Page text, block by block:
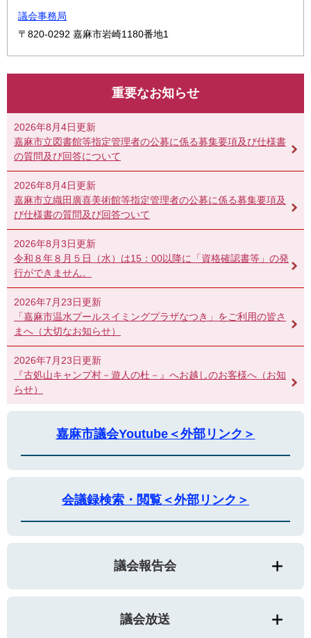
議会事務局
〒820-0292 嘉麻市岩崎1180番地1
重要なお知らせ
2026年8月4日更新
嘉麻市立図書館等指定管理者の公募に係る募集要項及び仕様書
の質問及び回答について
2026年8月4日更新
嘉麻市立織田廣喜美術館等指定管理者の公募に係る募集要項及
び仕様書の質問及び回答ついて
2026年8月3日更新
令和８年８月５日（水）は15：00以降に「資格確認書等」の発
行ができません。
2026年7月23日更新
「嘉麻市温水プールスイミングプラザなつき」をご利用の皆さ
まへ（大切なお知らせ）
2026年7月23日更新
『古処山キャンプ村－遊人の杜－』へお越しのお客様へ（お知
らせ）
嘉麻市議会Youtube＜外部リンク＞
会議録検索・閲覧＜外部リンク＞
議会報告会
議会放送